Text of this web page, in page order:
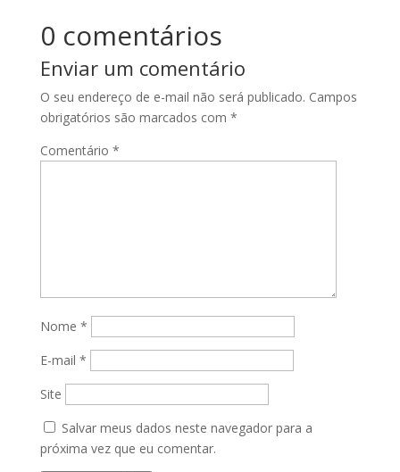
0 comentários
Enviar um comentário
O seu endereço de e-mail não será publicado. Campos
obrigatórios são marcados com *
Comentário *
Nome *
E-mail *
Site
Salvar meus dados neste navegador para a
próxima vez que eu comentar.